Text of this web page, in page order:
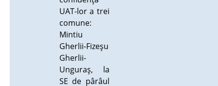
UAT-lor a trei
comune:
Mintiu
Gherlii-Fizeşu
Gherlii-
Unguraş, la
SE de pârâul